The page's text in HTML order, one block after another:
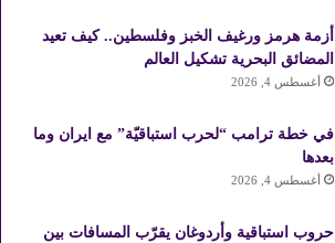
أزمة هرمز ورغيف الخبز وفلسطين.. كيف تعيد
المضائق البحرية تشكيل العالم
أغسطس 4, 2026
في خطة ترامب “لحرب استباقيّة” مع ايران وما
بعدها
أغسطس 4, 2026
حروب استباقية وأردوغان يقرّب المسافات بين